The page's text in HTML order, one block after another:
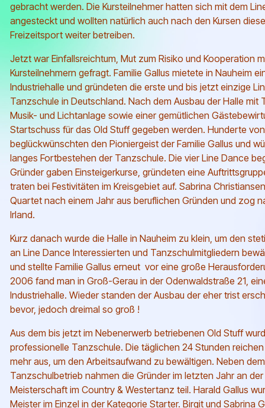
gebracht werden. Die Kursteilnehmer hatten sich mit dem
angesteckt und wollten natürlich auch nach den Kursen
Freizeitsport weiter betreiben.
Jetzt war Einfallsreichtum, Mut zum Risiko und Kooperation
Kursteilnehmern gefragt. Familie Gallus mietete in Nauheim
Industriehalle und gründeten die erste und bis jetzt einzige
Tanzschule in Deutschland. Nach dem Ausbau der Halle mit
Musik- und Lichtanlage sowie einer gemütlichen
Startschuss für das Old Stuff gegeben werden. Hunderte
beglückwünschten den Pioniergeist der Familie Gallus und
langes Fortbestehen der Tanzschule. Die vier Line Dance
Gründer gaben Einsteigerkurse, gründeten eine
traten bei Festivitäten im Kreisgebiet auf. Sabrina
Quartet nach einem Jahr aus beruflichen Gründen und zog
Irland.
Kurz danach wurde die Halle in Nauheim zu klein, um den
an Line Dance Interessierten und Tanzschulmitgliedern
und stellte Familie Gallus erneut vor eine große
2006 fand man in Groß-Gerau in der Odenwaldstraße 21,
Industriehalle. Wieder standen der Ausbau der eher trist
bevor, jedoch dreimal so groß !
Aus dem bis jetzt im Nebenerwerb betriebenen Old Stuff
professionelle Tanzschule. Die täglichen 24 Stunden
mehr aus, um den Arbeitsaufwand zu bewältigen. Neben dem
Tanzschulbetrieb nahmen die Gründer im letzten Jahr an
Meisterschaft im Country & Westertanz teil. Harald Gallus
Meister im Einzel in der Kategorie Starter. Birgit und Sabrina